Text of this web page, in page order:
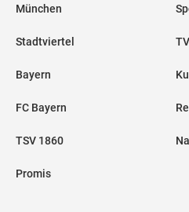
München
Stadtviertel
Bayern
FC Bayern
TSV 1860
Promis
TV